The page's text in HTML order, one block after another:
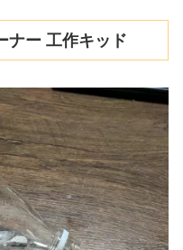
ナー 工作キッド